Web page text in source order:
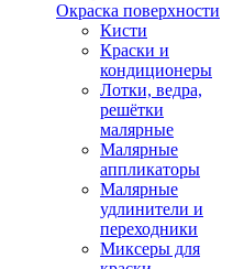
Окраска поверхности
Кисти
Краски и
кондиционеры
Лотки, ведра,
решётки
малярные
Малярные
аппликаторы
Малярные
удлинители и
переходники
Миксеры для